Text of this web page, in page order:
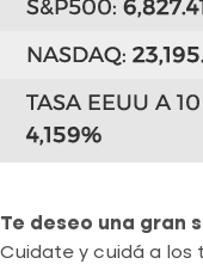
Te deseo una gran
Cuidate y cuidá a los